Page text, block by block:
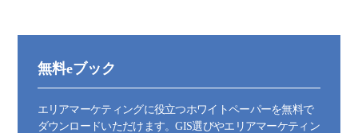
無料eブック
エリアマーケティングに役立つホワイトペーパーを無料で
ダウンロードいただけます。GIS選びやエリアマーケティン